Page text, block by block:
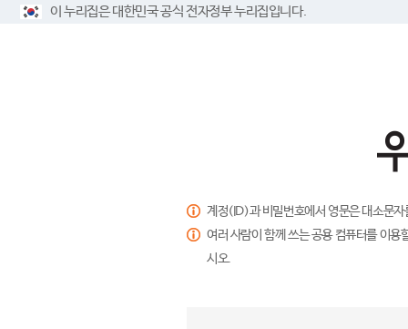
이 누리집은 대한민국 공식 전자정부 누리집입니다.
계정(ID)과 비밀번호에서 영문은 대소문
여러 사람이 함께 쓰는 공용 컴퓨터를 이
시오.